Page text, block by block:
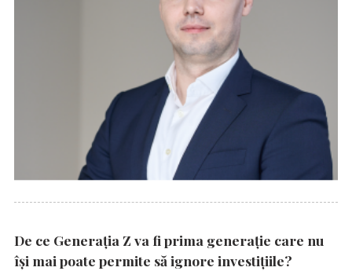
De ce Generația Z va fi prima generație care nu
își mai poate permite să ignore investițiile?